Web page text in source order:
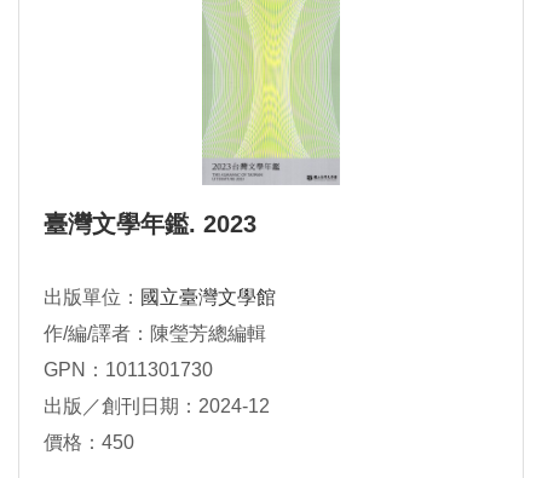
臺灣文學年鑑. 2023
出版單位： 國立臺灣文學館
作/編/譯者：陳瑩芳總編輯
GPN：1011301730
出版／創刊日期：2024-12
價格：450